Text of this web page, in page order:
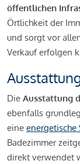
öffentlichen
Örtlichkeit der
und sorgt vor
Verkauf erfolgen
Die Ausstattung
ebenfalls
eine energetische
Badezimmer
direkt verwendet